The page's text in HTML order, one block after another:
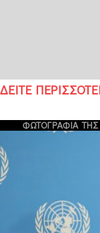
ΔΕΙΤΕ
ΦΩΤΟΓΡΑΦΙΑ